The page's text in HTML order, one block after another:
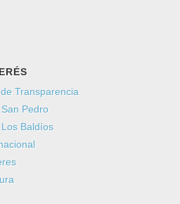
Transparencia
Pedro
Baldíos